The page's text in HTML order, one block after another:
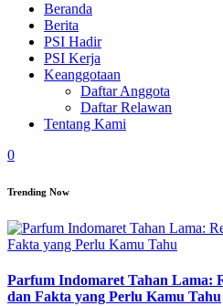
Beranda
Berita
PSI Hadir
PSI Kerja
Keanggotaan
Daftar Anggota
Daftar Relawan
Tentang Kami
0
Trending Now
Parfum Indomaret Tahan Lama:
dan Fakta yang Perlu Kamu Tahu